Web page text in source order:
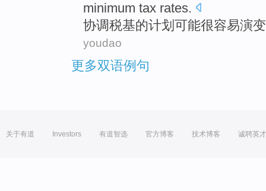
minimum tax rates.
协调税基的计划 可能很容易演变
youdao
更多双语例句
关于有道 Investors 有道智选 官方博客 技术博客 诚聘英才